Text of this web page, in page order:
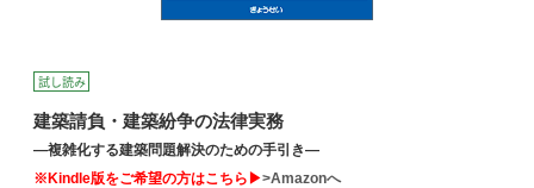
試し読み
建築請負・建築紛争の法律実務
―複雑化する建築問題解決のための手引き―
※Kindle版をご希望の方はこちら▶>Amazonへ